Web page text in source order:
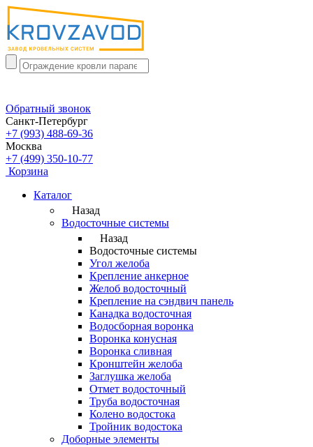
Обратный звонок
Санкт-Петербург
+7 (993) 488-69-36
Москва
+7 (499) 350-10-77
Корзина
Каталог
Назад
Водосточные системы
Назад
Водосточные системы
Угол желоба
Крепление анкерное
Желоб водосточный
Крепление на сэндвич панель
Канадка водосточная
Водосборная воронка
Воронка конусная
Воронка сливная
Кронштейн желоба
Заглушка желоба
Отмет водосточный
Труба водосточная
Колено водостока
Тройник водостока
Доборные элементы